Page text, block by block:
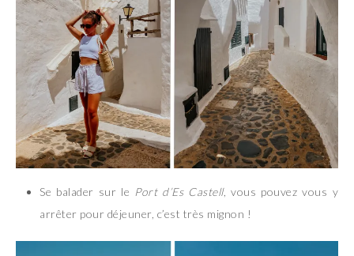
Se balader sur le Port d’Es Castell, vous pouvez vous y
arrêter pour déjeuner, c’est très mignon !